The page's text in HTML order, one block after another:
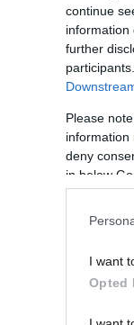
continue
information
further
Please
information
deny
in below
I want
Opted
χώρο της
Ευρωπαϊκής
της ΕΕ